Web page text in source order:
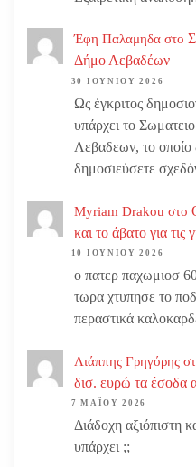
Έφη Παλαμηδα στο
Δήμο Λεβαδέων
30 ΙΟΥΝΊΟΥ 2026
Ως έγκριτος
υπάρχει το
Λεβαδεων, το οποίο
δημοσιεύσετε
Myriam Drakou στο
και το άβατο για τις
10 ΙΟΥΝΊΟΥ 2026
ο πατερ παχωμιοσ
τωρα χτυπησε το
περαστικά
Λιάππης Γρηγόρης
δισ. ευρώ τα έσοδα
7 ΜΑΪ́ΟΥ 2026
Διάδοχη αξιόπιστη
υπάρχει ;;